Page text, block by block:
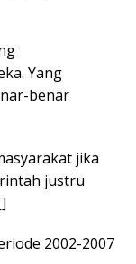
Yang
benar
jika
justru
2002-2007